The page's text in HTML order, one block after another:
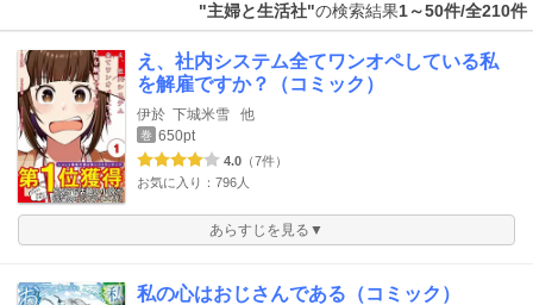
"主婦と生活社"の検索結果1～50件/全210件
え、社内システム全てワンオペしている私
を解雇ですか？（コミック）
伊於 下城米雪 他
巻 650pt
4.0 （7件）
お気に入り：796人
あらすじを見る▼
私の心はおじさんである（コミック）